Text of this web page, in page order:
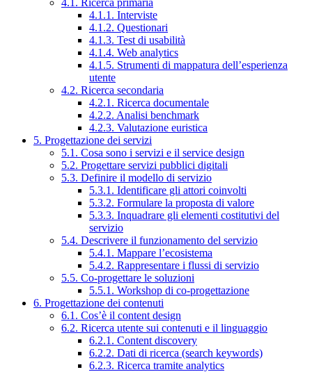
4.1. Ricerca primaria
4.1.1. Interviste
4.1.2. Questionari
4.1.3. Test di usabilità
4.1.4. Web analytics
4.1.5. Strumenti di mappatura dell’esperienza
utente
4.2. Ricerca secondaria
4.2.1. Ricerca documentale
4.2.2. Analisi benchmark
4.2.3. Valutazione euristica
5. Progettazione dei servizi
5.1. Cosa sono i servizi e il service design
5.2. Progettare servizi pubblici digitali
5.3. Definire il modello di servizio
5.3.1. Identificare gli attori coinvolti
5.3.2. Formulare la proposta di valore
5.3.3. Inquadrare gli elementi costitutivi del
servizio
5.4. Descrivere il funzionamento del servizio
5.4.1. Mappare l’ecosistema
5.4.2. Rappresentare i flussi di servizio
5.5. Co-progettare le soluzioni
5.5.1. Workshop di co-progettazione
6. Progettazione dei contenuti
6.1. Cos’è il content design
6.2. Ricerca utente sui contenuti e il linguaggio
6.2.1. Content discovery
6.2.2. Dati di ricerca (search keywords)
6.2.3. Ricerca tramite analytics